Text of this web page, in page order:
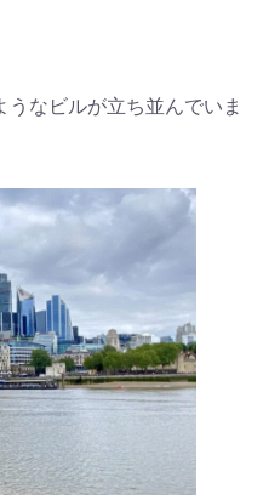
なビルが立ち並んでいま